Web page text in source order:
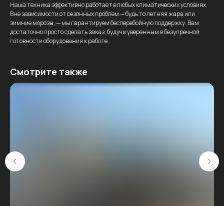
Наша техника эффективно работает в любых климатических условиях.
Вне зависимости от сезонных проблем — будь то летняя жара или
зимние морозы, — мы гарантируем бесперебойную поддержку. Вам
достаточно просто сделать заказ, будучи уверенным в безупречной
готовности оборудования к работе.
Смотрите также